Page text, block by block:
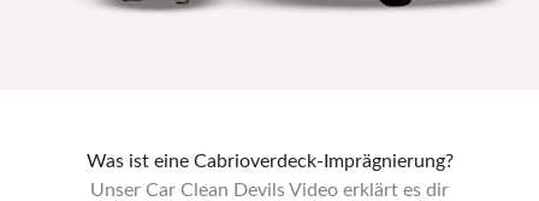
Was ist eine Cabrioverdeck-Imprägnierung?
Unser Car Clean Devils Video erklärt es dir